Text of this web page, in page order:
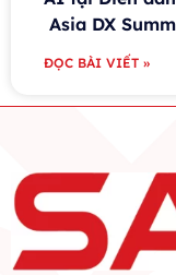
Asia DX
ĐỌC BÀI VIẾT »